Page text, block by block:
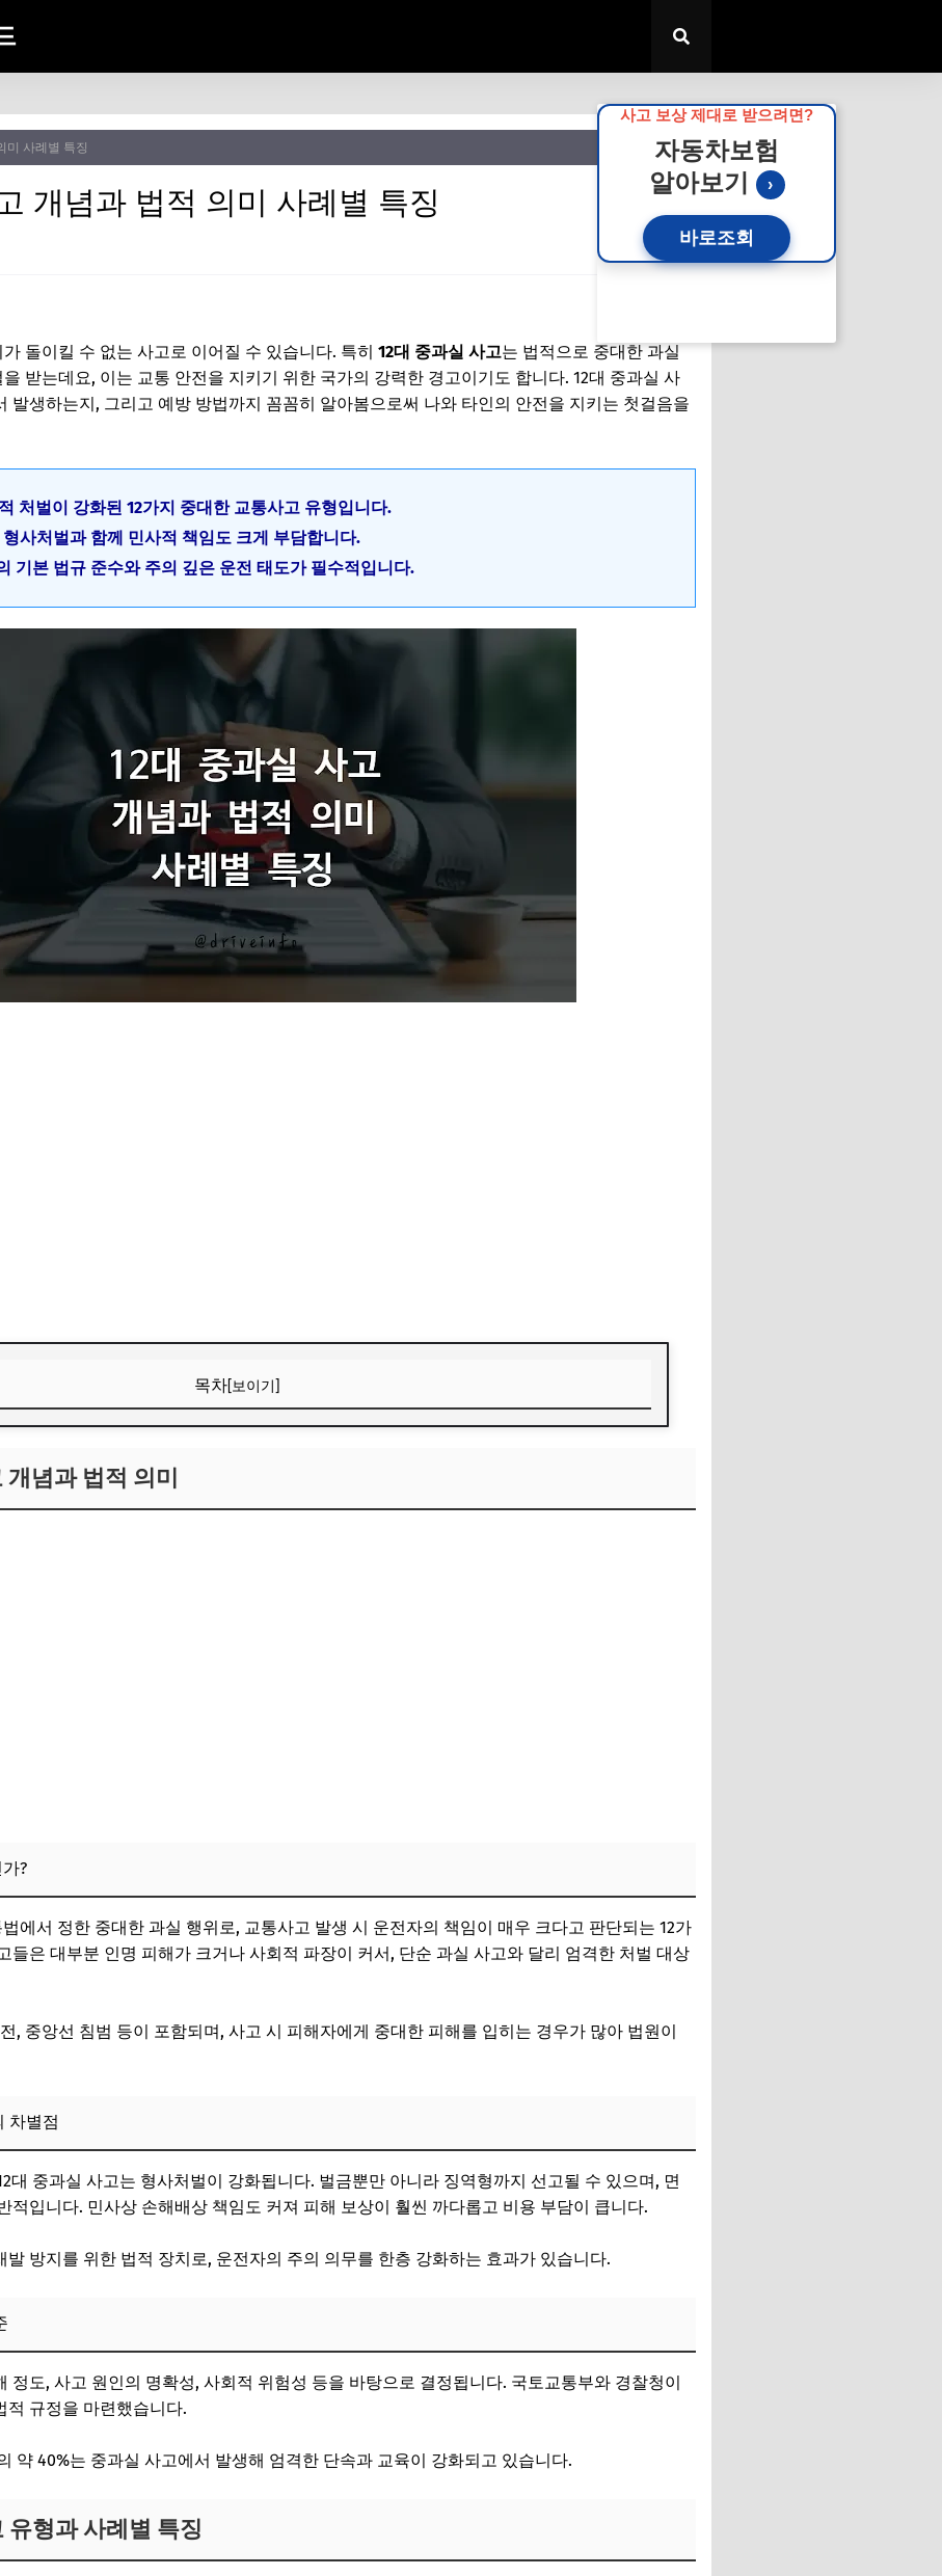
미 사례별 특징
개념과 법적 의미 사례별 특징
돌이킬 수 없는 사고로 이어질 수 있습니다. 특히 12대 중과실 사고는 법적으로 중대한 과실
받는데요, 이는 교통 안전을 지키기 위한 국가의 강력한 경고이기도 합니다. 12대 중과실 사
발생하는지, 그리고 예방 방법까지 꼼꼼히 알아봄으로써 나와 타인의 안전을 지키는 첫걸음을
처벌이 강화된 12가지 중대한 교통사고 유형입니다.
사처벌과 함께 민사적 책임도 크게 부담합니다.
기본 법규 준수와 주의 깊은 운전 태도가 필수적입니다.
목차[보이기]
란 무엇인가?
항
12대 중과실 사고 예방과 대처법
운전 습관 개선
참여 권장
예방을 위한 구체적 실천 전략
방어운전 태도 확립
념과 법적 의미
?
에서 정한 중대한 과실 행위로, 교통사고 발생 시 운전자의 책임이 매우 크다고 판단되는 12가
들은 대부분 인명 피해가 크거나 사회적 파장이 커서, 단순 과실 사고와 달리 엄격한 처벌 대상
, 중앙선 침범 등이 포함되며, 사고 시 피해자에게 중대한 피해를 입히는 경우가 많아 법원이
차별점
대 중과실 사고는 형사처벌이 강화됩니다. 벌금뿐만 아니라 징역형까지 선고될 수 있으며, 면
적입니다. 민사상 손해배상 책임도 커져 피해 보상이 훨씬 까다롭고 비용 부담이 큽니다.
발 방지를 위한 법적 장치로, 운전자의 주의 의무를 한층 강화하는 효과가 있습니다.
정도, 사고 원인의 명확성, 사회적 위험성 등을 바탕으로 결정됩니다. 국토교통부와 경찰청이
적 규정을 마련했습니다.
약 40%는 중과실 사고에서 발생해 엄격한 단속과 교육이 강화되고 있습니다.
유형과 사례별 특징
사고 보상 제대로 받으려면?
자동차보험
알아보기
›
바로조회